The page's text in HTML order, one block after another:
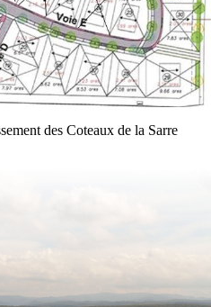
des Coteaux de la Sarre